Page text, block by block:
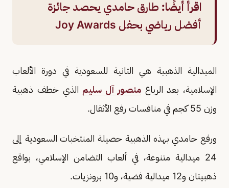
اقرأ أيضًا: طارق حامدي يحصد جائزة
أفضل رياضي بحفل Joy Awards
الميدالية الذهبية هي الثانية للسعودية في دورة الألعاب
الإسلامية، بعد الرباعمنصور آل سليم الذي خطف ذهبية
وزن 55 كجم في منافسات رفع الأثقال.
ورفع حامدي بهذه الذهبية حصيلة المنتخبات السعودية إلى
24 ميدالية متنوعة، في ألعاب التضامن الإسلامي، بواقع
ذهبيتان و12 ميدالية فضية، و10 برونزيات.